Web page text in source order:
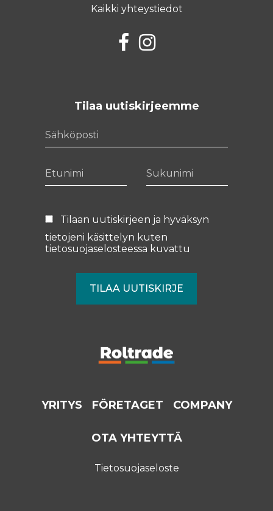
Kaikki yhteystiedot
FacebookInstagram
Tilaa uutiskirjeemme
Tilaan uutiskirjeen ja hyväksyn
tietojeni käsittelyn kuten
tietosuojaselosteessa kuvattu
YRITYS FÖRETAGET COMPANY
OTA YHTEYTTÄ
Tietosuojaseloste